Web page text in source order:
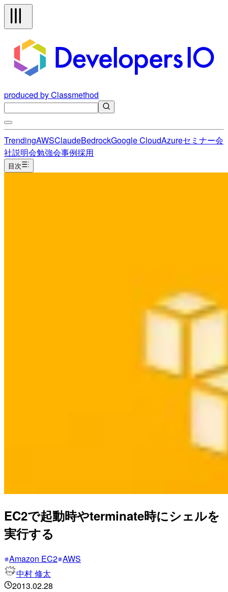
produced by Classmethod
TrendingAWSClaudeBedrockGoogle CloudAzureセミナー会
社説明会勉強会事例採用
目次
EC2で起動時やterminate時にシェルを
実行する
Amazon EC2 AWS
中村 修太
2013.02.28